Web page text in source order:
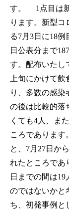
す。 1点目は新
ります。新型
る7月3日に18
日公表分まで
す。配布いたし
上旬にかけて
り、多数の感
の後は比較的落
くても4人、ま
ころであります
と、7月27日か
れたところであ
日までの間は
のではないかと
ち、初発事例と